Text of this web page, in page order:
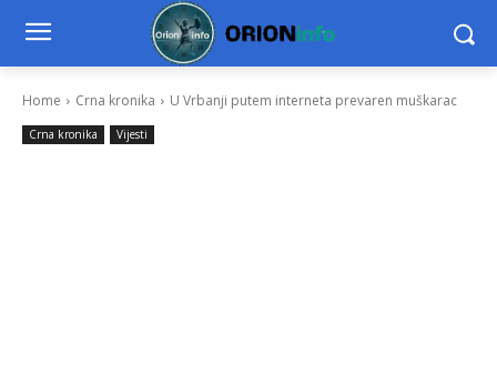
Home Crna kronika U Vrbanji putem interneta prevaren muškarac
Crna kronika Vijesti